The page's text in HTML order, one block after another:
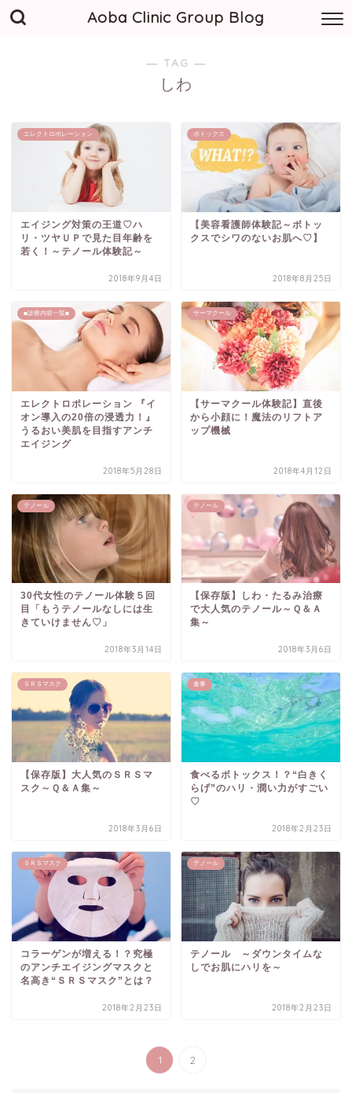
Aoba Clinic Group Blog
― TAG ―
しわ
エレクトロポレーション
エイジング対策の王道♡ハ
リ・ツヤＵＰで見た目年齢を
若く！～テノール体験記～
2018年9月4日
ボトックス
【美容看護師体験記～ボトッ
クスでシワのないお肌へ♡】
2018年8月25日
■診療内容一覧■
エレクトロポレーション 『イ
オン導入の20倍の浸透力！』
うるおい美肌を目指すアンチ
エイジング
2018年5月28日
サーマクール
【サーマクール体験記】直後
から小顔に！魔法のリフトア
ップ機械
2018年4月12日
テノール
30代女性のテノール体験５回
目「もうテノールなしには生
きていけません♡」
2018年3月14日
テノール
【保存版】しわ・たるみ治療
で大人気のテノール～Ｑ＆Ａ
集～
2018年3月6日
ＳＲＳマスク
【保存版】大人気のＳＲＳマ
スク～Ｑ＆Ａ集～
2018年3月6日
食事
食べるボトックス！？“白きく
らげ”のハリ・潤い力がすごい
♡
2018年2月23日
ＳＲＳマスク
コラーゲンが増える！？究極
のアンチエイジングマスクと
名高き“ＳＲＳマスク”とは？
2018年2月23日
テノール
テノール ～ダウンタイムな
しでお肌にハリを～
2018年2月23日
1 2